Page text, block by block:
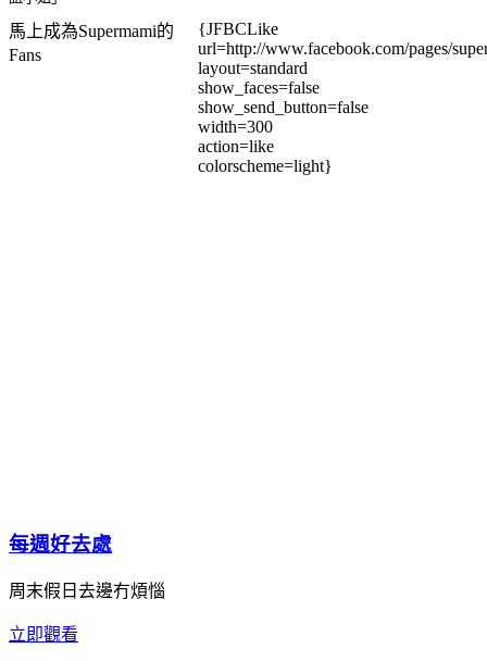
馬上成為Supermami的
Fans
{JFBCLike
url=http://www.facebook.com/pages/
layout=standard
show_faces=false
show_send_button=false
width=300
action=like
colorscheme=light}
每週好去處
周末假日去邊冇煩惱
立即觀看